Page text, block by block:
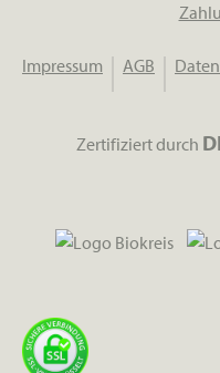
Impressum AGB
Zertifiziert durch